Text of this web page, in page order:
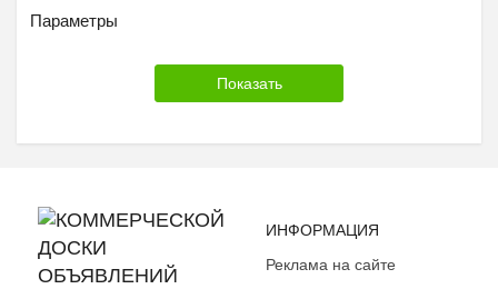
Параметры
ИНФОРМАЦИЯ
Реклама на сайте